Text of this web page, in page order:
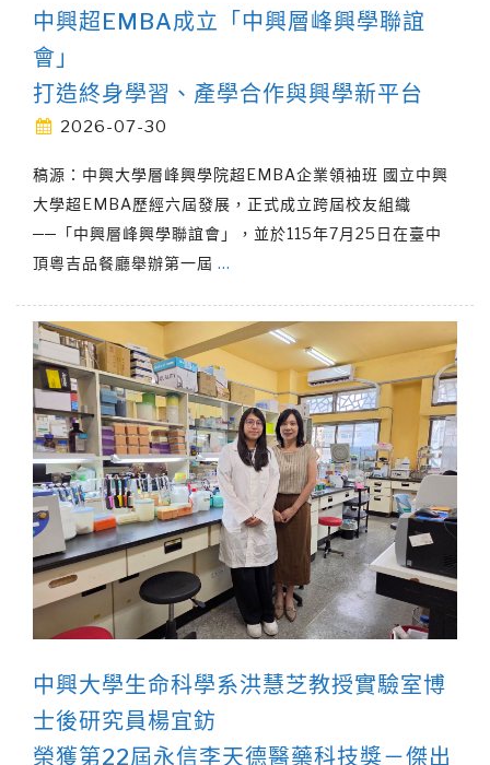
中興超EMBA成立「中興層峰興學聯誼
會」
打造終身學習、產學合作與興學新平台
2026-07-30
稿源：中興大學層峰興學院超EMBA企業領袖班 國立中興
大學超EMBA歷經六屆發展，正式成立跨屆校友組織
──「中興層峰興學聯誼會」，並於115年7月25日在臺中
頂粵吉品餐廳舉辦第一屆 …
中興大學生命科學系洪慧芝教授實驗室博
士後研究員楊宜鈁
榮獲第22屆永信李天德醫藥科技獎－傑出